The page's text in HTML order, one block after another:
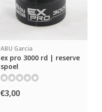
ABU Garcia
ex pro 3000 rd | reserve
spoel
€3,00